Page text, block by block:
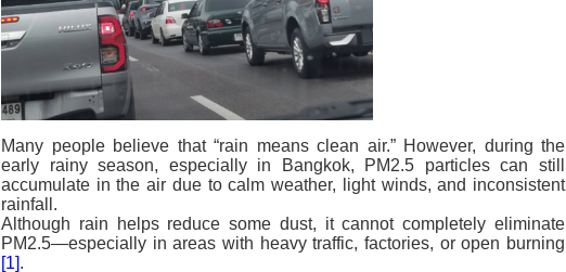
Many people believe that “rain means clean air.” However, during the
early rainy season, especially in Bangkok, PM2.5 particles can still
accumulate in the air due to calm weather, light winds, and inconsistent
rainfall.
Although rain helps reduce some dust, it cannot completely eliminate
PM2.5—especially in areas with heavy traffic, factories, or open burning
[1].